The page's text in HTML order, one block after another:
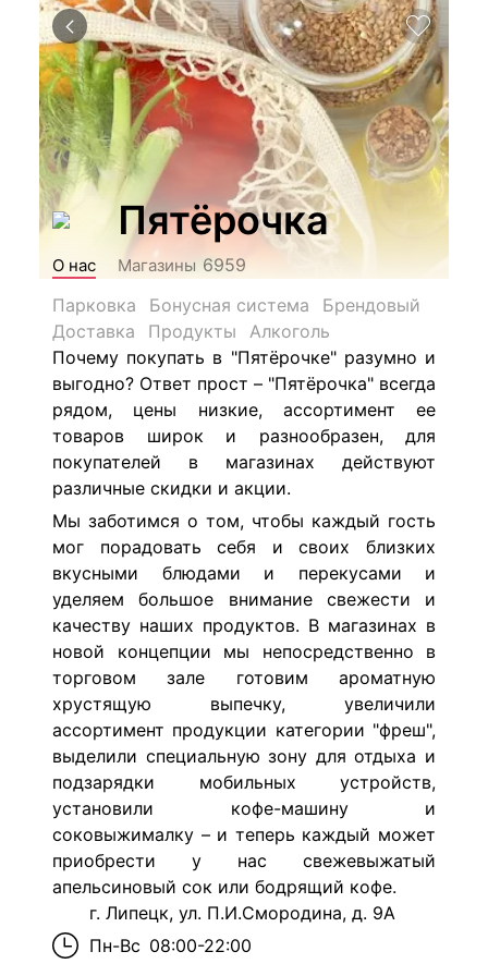
Пятёрочка
О нас Магазины 6959
Парковка
Бонусная система
Брендовый
Доставка
Продукты
Алкоголь
Почему покупать в "Пятёрочке" разумно и
выгодно? Ответ прост – "Пятёрочка" всегда
рядом, цены низкие, ассортимент ее
товаров широк и разнообразен, для
покупателей в магазинах действуют
различные скидки и акции.
Мы заботимся о том, чтобы каждый гость
мог порадовать себя и своих близких
вкусными блюдами и перекусами и
уделяем большое внимание свежести и
качеству наших продуктов. В магазинах в
новой концепции мы непосредственно в
торговом зале готовим ароматную
хрустящую выпечку, увеличили
ассортимент продукции категории "фреш",
выделили специальную зону для отдыха и
подзарядки мобильных устройств,
установили кофе-машину и
соковыжималку – и теперь каждый может
приобрести у нас свежевыжатый
апельсиновый сок или бодрящий кофе.
г. Липецк, ул. П.И.Смородина, д. 9А
Пн-Вс 08:00-22:00